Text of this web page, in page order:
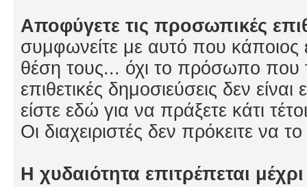
Αποφύγετε τις προσωπικές
συμφωνείτε με αυτό που κάποιος
θέση τους... όχι το πρόσωπο που
επιθετικές δημοσιεύσεις δεν
είστε εδώ για να πράξετε κάτι
Οι διαχειριστές δεν πρόκειτε να
Η χυδαιότητα επιτρέπεται